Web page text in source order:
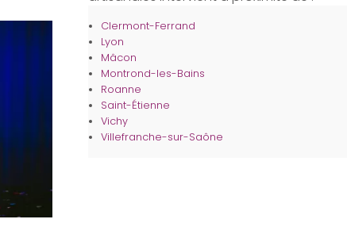
Clermont-Ferrand
Lyon
Mâcon
Montrond-les-Bains
Roanne
Saint-Étienne
Vichy
Villefranche-sur-Saône